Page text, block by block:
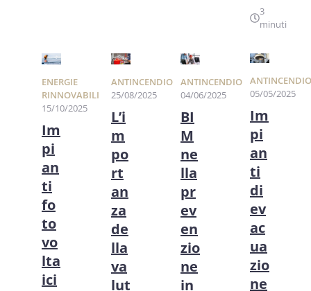
3
minuti
ENERGIE
RINNOVABILI
15/10/2025
Im
pi
an
ti
fo
to
vo
lta
ici
ANTINCENDIO
25/08/2025
L’i
m
po
rt
an
za
de
lla
va
lut
ANTINCENDIO
04/06/2025
BI
M
ne
lla
pr
ev
en
zio
ne
in
ANTINCENDIO
05/05/2025
Im
pi
an
ti
di
ev
ac
ua
zio
ne